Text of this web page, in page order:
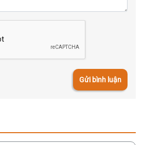
Gửi bình luận